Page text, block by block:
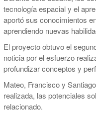
tecnología espacial y el
aportó sus conocimientos
aprendiendo nuevas
El proyecto obtuvo el
noticia por el esfuerzo
profundizar conceptos y
Mateo, Francisco y
realizada, las potenciales
relacionado.